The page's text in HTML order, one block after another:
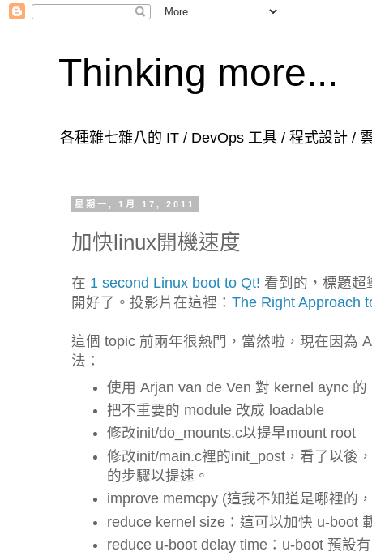
Thinking more...
各種雜七雜八的 IT / DevOps 工具 / 程式設計 /
星期一, 1月 17, 2011
加快linux開機速度
在 1 second Linux boot to Qt! 看到的，標題超
開好了。投影片在這裡： The Right Approach
這個 topic 前兩年很熱門，當然啦，現在因為
法：
使用 Arjan van de Ven 對 kernel aync 的
把不重要的 module 改成 loadable
修改init/do_mounts.c以提早mount root
修改init/main.c裡的init_post，看了以後
的步驟以提速。
improve memcpy (這我不知道是哪裡的
reduce kernel size：這可以加快 u-boot
reduce u-boot delay time：u-boot 預設